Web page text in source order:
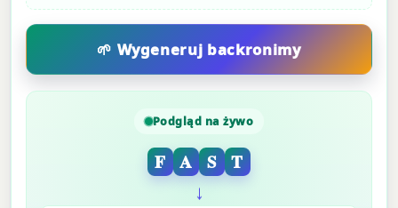
Podgląd na żywo
F A S T
↓